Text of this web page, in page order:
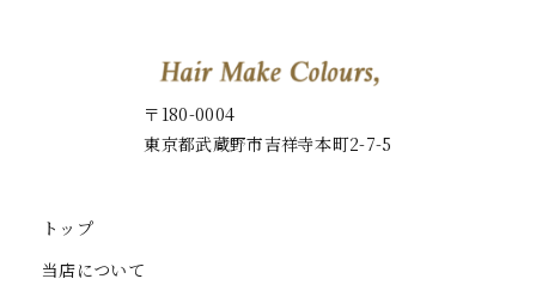
〒180-0004
東京都武蔵野市吉祥寺本町2-7-5
トップ
当店について